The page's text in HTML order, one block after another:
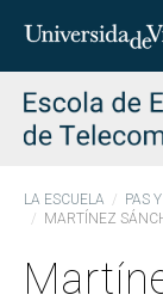
LA ESCUELA PAS Y
MARTÍNEZ